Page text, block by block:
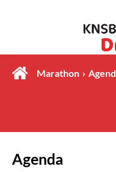
Marathon
Agenda